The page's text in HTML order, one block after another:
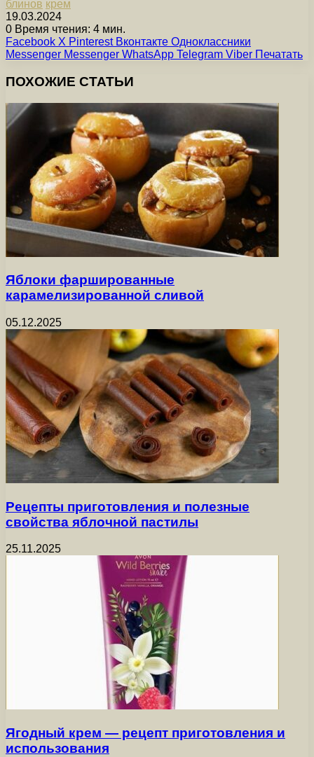
блинов крем
19.03.2024
0 Время чтения: 4 мин.
Facebook X Pinterest Вконтакте Одноклассники
Messenger Messenger WhatsApp Telegram Viber Печатать
ПОХОЖИЕ СТАТЬИ
Яблоки фаршированные
карамелизированной сливой
05.12.2025
Рецепты приготовления и полезные
свойства яблочной пастилы
25.11.2025
Ягодный крем — рецепт приготовления и
использования